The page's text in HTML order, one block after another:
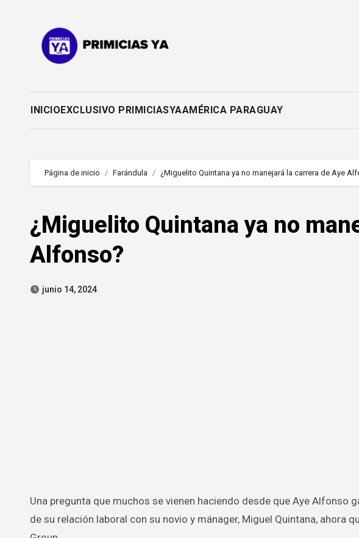
INICIOEXCLUSIVO PRIMICIASYAAMÉRICA PARAGUAY
Página de inicio Farándula ¿Miguelito Quintana ya no manejará la carrera de Aye
¿Miguelito Quintana ya no
Alfonso?
junio 14, 2024
Una pregunta que muchos se vienen haciendo desde que Aye Alfonso ganó el programa Factor X en España es qué pasará
de su relación laboral con su novio y mánager, Miguel Quintana, ahora